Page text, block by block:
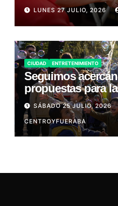
LUNES 27 JULIO, 2026
CIUDAD ENTRETENIMIENTO
Seguimos
propuestas para
SÁBADO 25 JULIO, 2026
CENTROYFUERABA